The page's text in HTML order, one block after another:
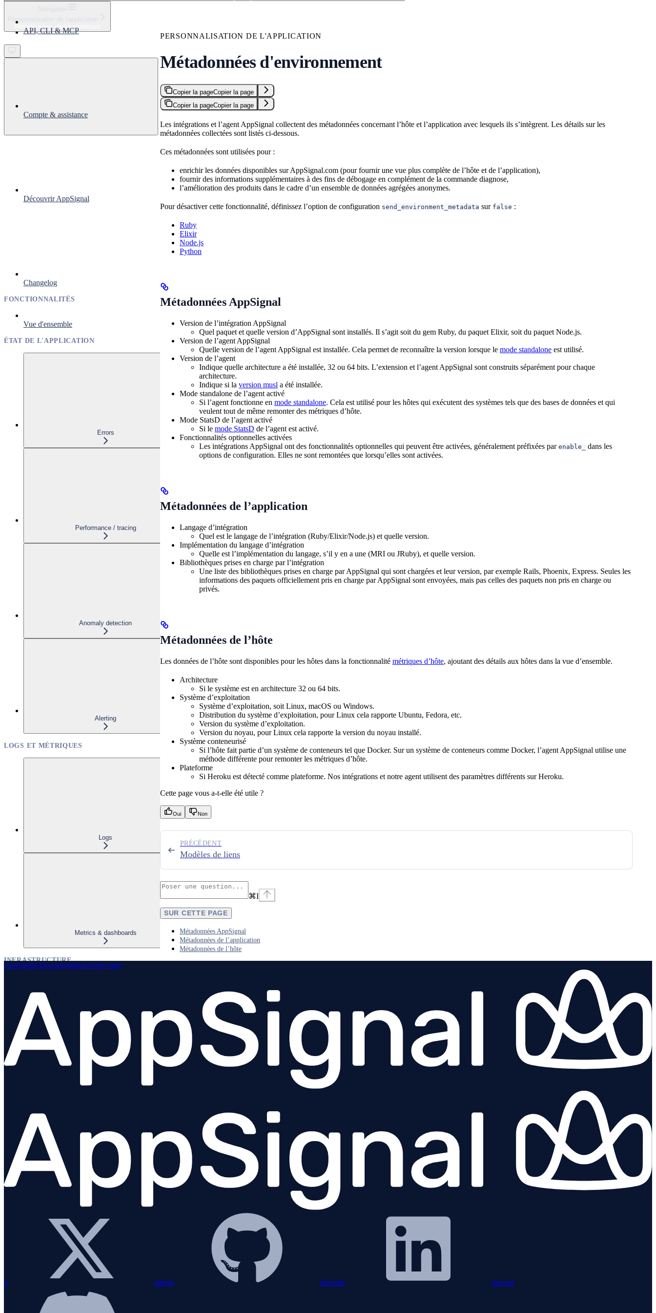
Get started
Personnalisation de l'application
Métadonnées d'environnement
API, CLI & MCP
Compte & assistance
Découvrir AppSignal
Changelog
FONCTIONNALITÉS
Vue d'ensemble
ÉTAT DE L'APPLICATION
Errors
Performance / tracing
Anomaly detection
Alerting
LOGS ET MÉTRIQUES
Logs
Metrics & dashboards
INFRASTRUCTURE
Host monitoring
Uptime monitoring
Process monitoring
PERSONNALISATION DE L'APPLICATION
PERSONNALISATION DE L'APPLICATION
Métadonnées d'environnement
Copier la pageCopier la page
Copier la pageCopier la page
Les intégrations et l’agent AppSignal collectent des métadonnées concernant l’hôte et l’application avec lesquels ils s’intègrent. Les détails sur les
métadonnées collectées sont listés ci-dessous.
Ces métadonnées sont utilisées pour :
enrichir les données disponibles sur AppSignal.com (pour fournir une vue plus complète de l’hôte et de l’application),
fournir des informations supplémentaires à des fins de débogage en complément de la commande diagnose,
l’amélioration des produits dans le cadre d’un ensemble de données agrégées anonymes.
Pour désactiver cette fonctionnalité, définissez l’option de configuration send_environment_metadata sur false :
Ruby
Elixir
Node.js
Python
Métadonnées AppSignal
Version de l’intégration AppSignal
Quel paquet et quelle version d’AppSignal sont installés. Il s’agit soit du gem Ruby, du paquet Elixir, soit du paquet Node.js.
Version de l’agent AppSignal
Quelle version de l’agent AppSignal est installée. Cela permet de reconnaître la version lorsque le mode standalone est utilisé.
Version de l’agent
Indique quelle architecture a été installée, 32 ou 64 bits. L’extension et l’agent AppSignal sont construits séparément pour chaque
architecture.
Indique si la version musl a été installée.
Mode standalone de l’agent activé
Si l’agent fonctionne en mode standalone. Cela est utilisé pour les hôtes qui exécutent des systèmes tels que des bases de données et qui
veulent tout de même remonter des métriques d’hôte.
Mode StatsD de l’agent activé
Si le mode StatsD de l’agent est activé.
Fonctionnalités optionnelles activées
Les intégrations AppSignal ont des fonctionnalités optionnelles qui peuvent être activées, généralement préfixées par enable_
dans les
options de configuration. Elles ne sont remontées que lorsqu’elles sont activées.
Métadonnées de l’application
Langage d’intégration
Quel est le langage de l’intégration (Ruby/Elixir/Node.js) et quelle version.
Implémentation du langage d’intégration
Quelle est l’implémentation du langage, s’il y en a une (MRI ou JRuby), et quelle version.
Bibliothèques prises en charge par l’intégration
Une liste des bibliothèques prises en charge par AppSignal qui sont chargées et leur version, par exemple Rails, Phoenix, Express. Seules les
informations des paquets officiellement pris en charge par AppSignal sont envoyées, mais pas celles des paquets non pris en charge ou
privés.
Métadonnées de l’hôte
Les données de l’hôte sont disponibles pour les hôtes dans la fonctionnalité métriques d’hôte, ajoutant des détails aux hôtes dans la vue d’ensemble.
Architecture
Si le système est en architecture 32 ou 64 bits.
Système d’exploitation
Système d’exploitation, soit Linux, macOS ou Windows.
Distribution du système d’exploitation, pour Linux cela rapporte Ubuntu, Fedora, etc.
Version du système d’exploitation.
Version du noyau, pour Linux cela rapporte la version du noyau installé.
Système conteneurisé
Si l’hôte fait partie d’un système de conteneurs tel que Docker. Sur un système de conteneurs comme Docker, l’agent AppSignal utilise une
méthode différente pour remonter les métriques d’hôte.
Plateforme
Si Heroku est détecté comme plateforme. Nos intégrations et notre agent utilisent des paramètres différents sur Heroku.
Cette page vous a-t-elle été utile ?
Oui Non
Modèles de liens
PRÉCÉDENT
⌘I
SUR CETTE PAGE
Métadonnées AppSignal
Métadonnées de l’application
Métadonnées de l’hôte
AppSignal Documentation home page
x github linkedin discord